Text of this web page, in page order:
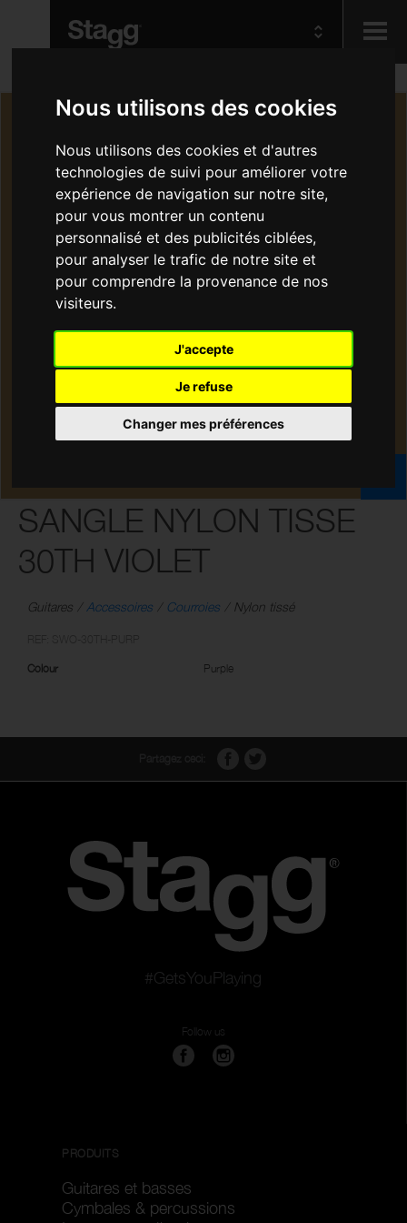
Nous utilisons des cookies
Nous utilisons des cookies et d'autres
technologies de suivi pour améliorer votre
expérience de navigation sur notre site,
pour vous montrer un contenu
personnalisé et des publicités ciblées,
pour analyser le trafic de notre site et
pour comprendre la provenance de nos
visiteurs.
J'accepte
Je refuse
Changer mes préférences
Audio &
Lighting
SANGLE NYLON TISSE
30TH VIOLET
Guitares Accessoires Courroies Nylon tissé
Colour Purple
#GetsYouPlaying
Follow us
PRODUITS
Guitares et basses
Cymbales & percussions